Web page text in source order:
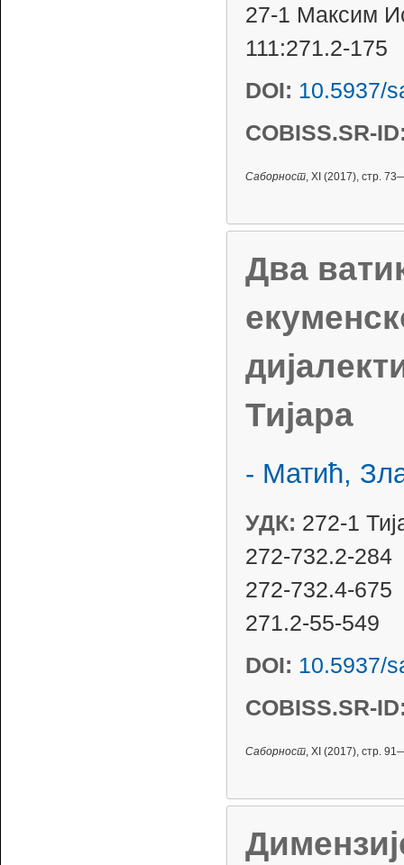
27-1 Максим
111:271.2-175
DOI: 10.5937/
COBISS.SR-
Саборност , XI (2017), стр.
Два
Тијара
- Матић,
УДК: 272-1
272-732.2-284
272-732.4-675
271.2-55-549
DOI: 10.5937/
COBISS.SR-
Саборност , XI (2017), стр.